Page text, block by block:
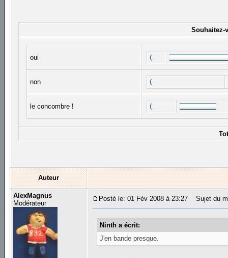
Souhaitez-
oui
non
le concombre !
Auteur
AlexMagnus
Modérateur
Posté le: 01 Fév 2008 à 23:27 Sujet du
Ninth a écrit:
J'en bande presque.